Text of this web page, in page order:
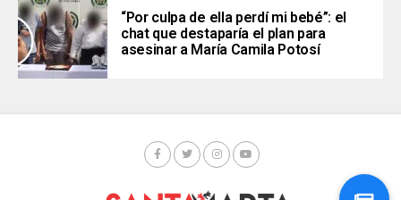
“Por culpa de ella perdí mi bebé”: el
chat que destaparía el plan para
asesinar a María Camila Potosí